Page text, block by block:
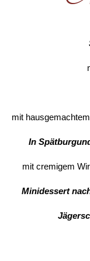
mit
In
mit cremigem
Minidessert